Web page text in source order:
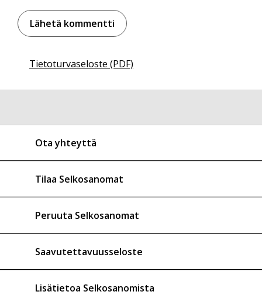
Tietoturvaseloste (PDF)
Ota yhteyttä
Tilaa Selkosanomat
Peruuta Selkosanomat
Saavutettavuusseloste
Lisätietoa Selkosanomista